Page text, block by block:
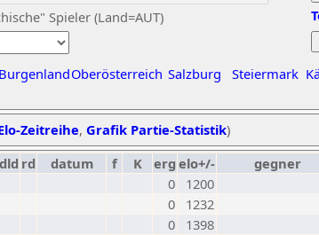
Spieler (Land=AUT)
BurgenlandOberösterreich Salzburg Steiermark
Zeitreihe, Grafik Partie-Statistik)
rd datum f K erg elo+/- gegner
0
1200
0
1232
0
1398